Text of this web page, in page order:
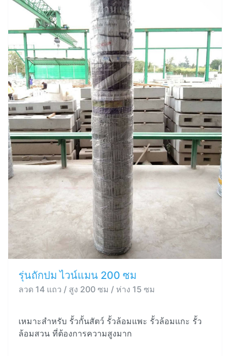
รุ่นถักปม ไวน์แมน 200 ซม
ลวด 14 แถว / สูง 200 ซม / ห่าง 15 ซม
เหมาะสำหรับ รั้วกั้นสัตว์ รั้วล้อมแพะ รั้วล้อมแกะ รั้ว
ล้อมสวน ที่ต้องการความสูงมาก